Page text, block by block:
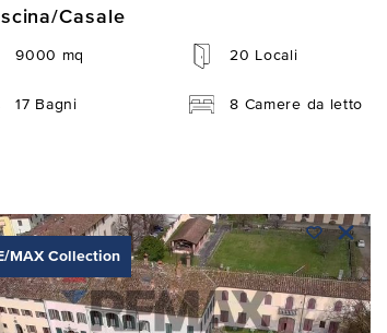
Casale
9000 mq 20 Locali
17 Bagni 8 Camere da letto
MAX Collection